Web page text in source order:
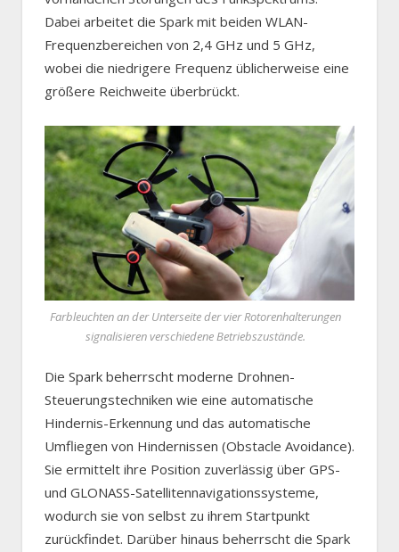
Dabei arbeitet die Spark mit beiden WLAN-
Frequenzbereichen von 2,4 GHz und 5 GHz,
wobei die niedrigere Frequenz üblicherweise eine
größere Reichweite überbrückt.
Farbleuchten an der Unterseite der vier Rotorenhalterungen
signalisieren verschiedene Betriebszustände.
Die Spark beherrscht moderne Drohnen-
Steuerungstechniken wie eine automatische
Hindernis-Erkennung und das automatische
Umfliegen von Hindernissen (Obstacle Avoidance).
Sie ermittelt ihre Position zuverlässig über GPS-
und GLONASS-Satellitennavigationssysteme,
wodurch sie von selbst zu ihrem Startpunkt
zurückfindet. Darüber hinaus beherrscht die Spark